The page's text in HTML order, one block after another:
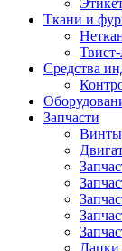
Ткани и
Средства
Запчасти
Винты
Лапки